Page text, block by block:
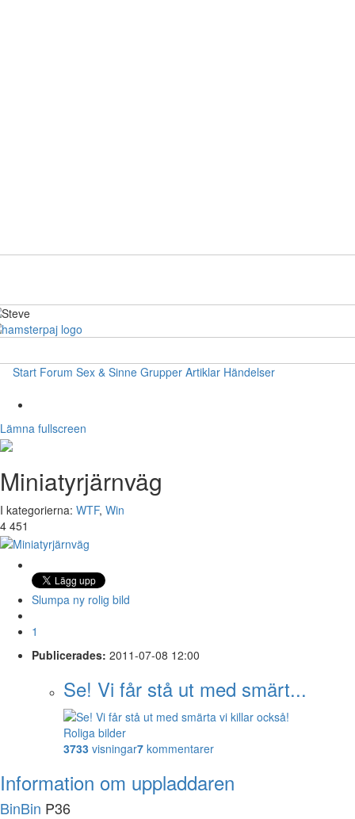
Start Forum Sex & Sinne Grupper Artiklar Händelser
Lämna fullscreen
Miniatyrjärnväg
I kategorierna: WTF, Win
4 451
Slumpa ny rolig bild
1
Publicerades: 2011-07-08 12:00
Se! Vi får stå ut med smärt...
Roliga bilder
3733 visningar7 kommentarer
Information om uppladdaren
BinBin P36